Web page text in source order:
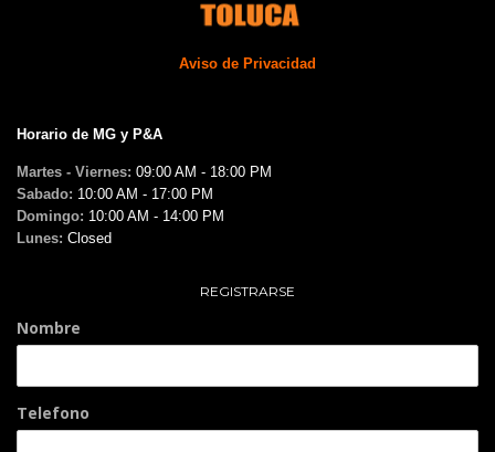
Aviso de Privacidad
Horario de MG y P&A
Martes - Viernes: 09:00 AM - 18:00 PM
Sabado: 10:00 AM - 17:00 PM
Domingo: 10:00 AM - 14:00 PM
Lunes: Closed
REGISTRARSE
Nombre
Telefono